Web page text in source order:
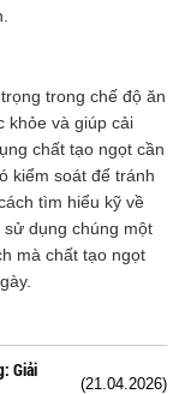
trong chế độ ăn
khỏe và giúp cải
chất tạo ngọt cần
kiểm soát để tránh
tìm hiểu kỹ về
dụng chúng một
mà chất tạo ngọt
Giải
(21.04.2026)